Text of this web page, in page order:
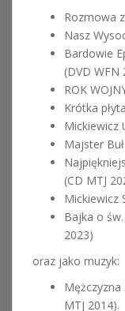
Rozmowa
Nasz
Bardowie
(DVD WFN
ROK
Krótka
Mickiewicz
Majster
(CD MTJ
Mickiewicz
Bajka o
2023)
oraz jako muzyk:
Mężczyzna
MTJ 2014).